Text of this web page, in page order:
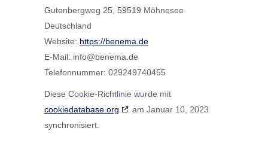
Gutenbergweg 25, 59519 Möhnesee
Deutschland
Website: https://benema.de
E-Mail: info@benema.de
Telefonnummer: 029249740455
Diese Cookie-Richtlinie wurde mit
cookiedatabase.org
am Januar 10, 2023
synchronisiert.